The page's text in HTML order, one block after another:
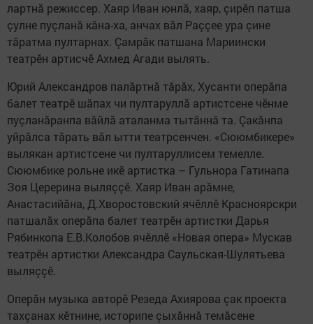
лартнă режиссер. Хаяр Иван юнлă, хаяр, çирӗп патша
çулне пуçланă кăна-ха, анчах вăл Раççее ура çине
тăратма пултарнах. Çамрăк патшана Мариински
театрӗн артисчӗ Ахмед Агади вылять.
Юрий Александров палăртнă тăрăх, Хусанти оперăпа
балет театрӗ шăпах чи пултаруллă артистсене чӗнме
пуçланăранпа вăйлă аталанма тытăннă та. Çакăнпа
уйрăлса тăрать вăл ытти театрсенчен. «Сююмбикере»
вылякан артистсене чи пултаруллисем темелле.
Сююмбике рольне икӗ артистка – Гульнора Гатинапа
Зоя Церерина выляççӗ. Хаяр Иван арăмне,
Анастасийăна, Д.Хворостовский ячӗллӗ Красноярскри
патшалăх оперăпа балет театрӗн артистки Дарья
Рябинкопа Е.В.Колобов ячӗллӗ «Новая опера» Мускав
театрӗн артистки Александра Саульская-Шулятьева
выляççӗ.
Оперăн музыка авторӗ Резеда Ахиярова çак проекта
тахçанах кӗтнине, историпе çыхăннă темăсене